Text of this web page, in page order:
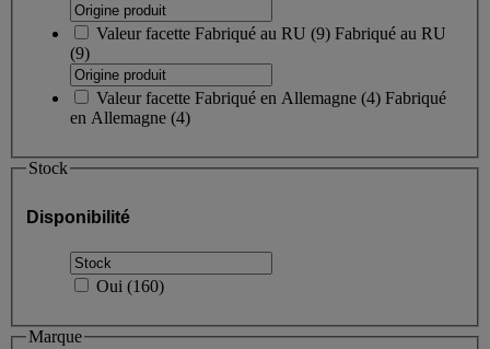
Valeur facette Fabriqué au RU (9) Fabriqué au RU
(9)
Valeur facette Fabriqué en Allemagne (4) Fabriqué
en Allemagne (4)
Stock
Disponibilité
Oui (160)
Marque